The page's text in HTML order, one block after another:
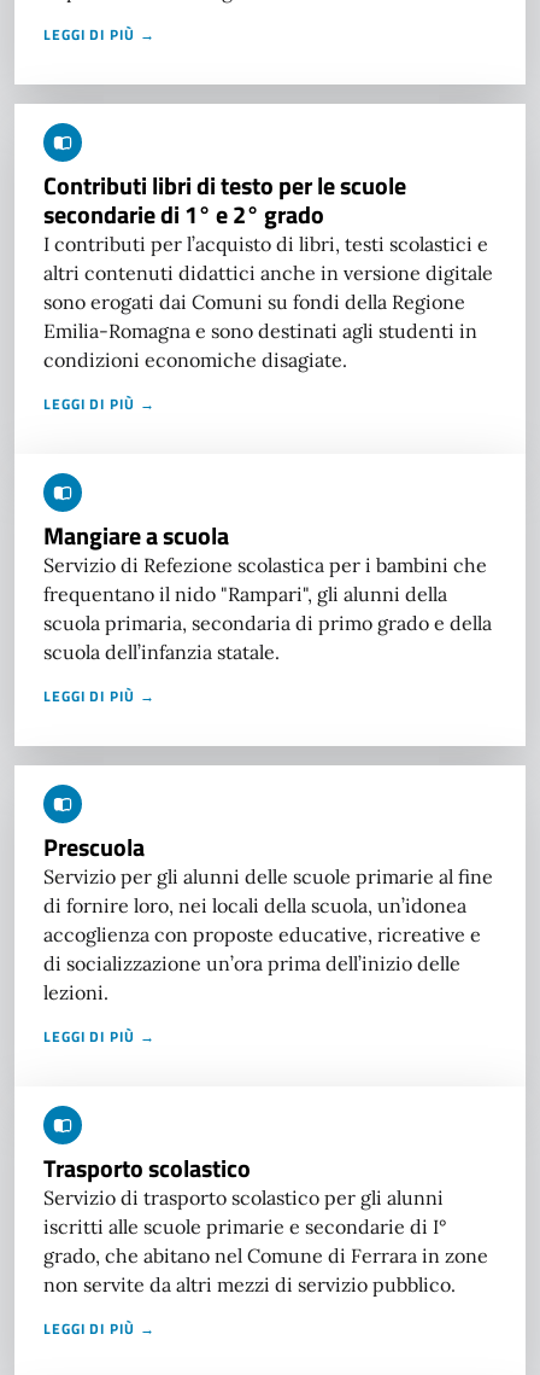
LEGGI DI PIÙ →
Contributi libri di testo per le scuole
secondarie di 1° e 2° grado
I contributi per l’acquisto di libri, testi scolastici e
altri contenuti didattici anche in versione digitale
sono erogati dai Comuni su fondi della Regione
Emilia-Romagna e sono destinati agli studenti in
condizioni economiche disagiate.
LEGGI DI PIÙ →
Mangiare a scuola
Servizio di Refezione scolastica per i bambini che
frequentano il nido "Rampari", gli alunni della
scuola primaria, secondaria di primo grado e della
scuola dell’infanzia statale.
LEGGI DI PIÙ →
Prescuola
Servizio per gli alunni delle scuole primarie al fine
di fornire loro, nei locali della scuola, un’idonea
accoglienza con proposte educative, ricreative e
di socializzazione un’ora prima dell’inizio delle
lezioni.
LEGGI DI PIÙ →
Trasporto scolastico
Servizio di trasporto scolastico per gli alunni
iscritti alle scuole primarie e secondarie di I°
grado, che abitano nel Comune di Ferrara in zone
non servite da altri mezzi di servizio pubblico.
LEGGI DI PIÙ →